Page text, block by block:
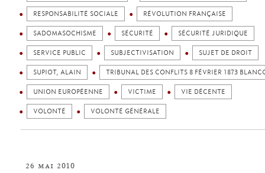
RESPONSABILITÉ SOCIALE RÉVOLUTION FRANÇAISE
SADOMASOCHISME SÉCURITÉ SÉCURITÉ JURIDIQUE
SERVICE PUBLIC SUBJECTIVISATION SUJET DE DROIT
SUPIOT, ALAIN TRIBUNAL DES CONFLITS 8 FÉVRIER 1873
UNION EUROPÉENNE VICTIME VIE DÉCENTE
VOLONTÉ VOLONTÉ GÉNÉRALE
26 mai 2010